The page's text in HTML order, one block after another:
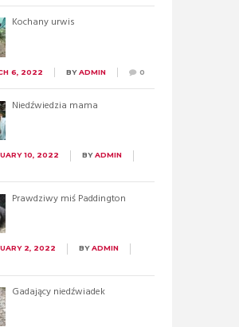
Kochany urwis
6, 2022 BYADMIN 0
Niedźwiedzia mama
10, 2022 BYADMIN
Prawdziwy miś Paddington
2, 2022 BYADMIN
Gadający niedźwiadek